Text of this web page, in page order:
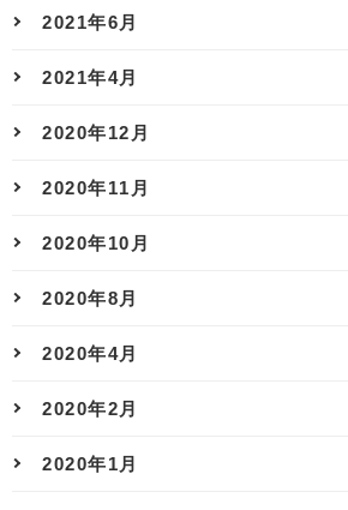
2021年6月
2021年4月
2020年12月
2020年11月
2020年10月
2020年8月
2020年4月
2020年2月
2020年1月